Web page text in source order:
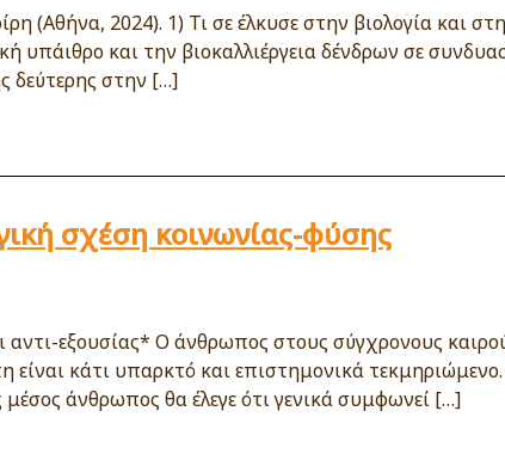
(Αθήνα, 2024). 1) Τι σε έλκυσε στην βιολογία και
υπάιθρο και την βιοκαλλιέργεια δένδρων σε
δεύτερης στην […]
σχέση κοινωνίας-φύσης
εξουσίας* Ο άνθρωπος στους σύγχρονους
κάτι υπαρκτό και επιστημονικά
άνθρωπος θα έλεγε ότι γενικά συμφωνεί […]